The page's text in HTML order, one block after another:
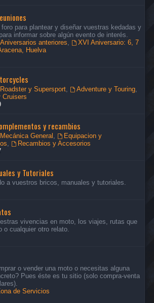
para plantear y diseñar vuestras kedadas y
informar sobre algún evento de interés.
Aniversarios anteriores,
XVI Aniversario: 6, 7
Huelva
Roadster y Supersport, Adventure y Touring,
Cruisers
y recambios
Mecánica General ,
Equipacion y
,
Recambios y Accesorios
y Tutoriales
a vuestros bricos, manuales y tutoriales.
vivencias en moto, los viajes, rutas que
o cualquier otro relato.
o vender una moto o necesitas alguna
Pues éste es tu sitio (solo compra-venta
de Servicios